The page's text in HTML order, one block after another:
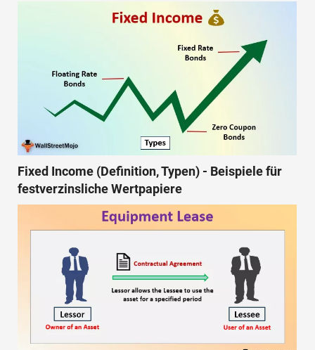
Fixed Income (Definition, Typen) - Beispiele für
festverzinsliche Wertpapiere